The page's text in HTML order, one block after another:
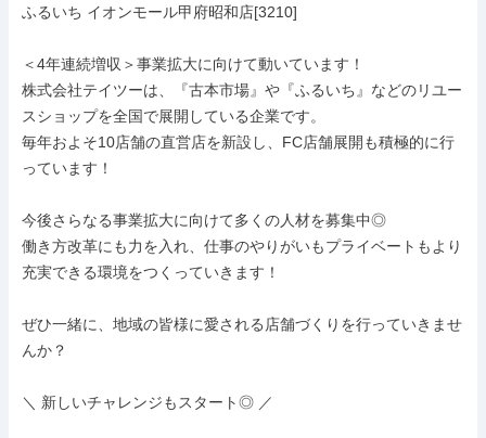
ふるいち イオンモール甲府昭和店[3210]
＜4年連続増収＞事業拡大に向けて動いています！
株式会社テイツーは、『古本市場』や『ふるいち』などのリユー
スショップを全国で展開している企業です。
毎年およそ10店舗の直営店を新設し、FC店舗展開も積極的に行
っています！
今後さらなる事業拡大に向けて多くの人材を募集中◎
働き方改革にも力を入れ、仕事のやりがいもプライベートもより
充実できる環境をつくっていきます！
ぜひ一緒に、地域の皆様に愛される店舗づくりを行っていきませ
んか？
＼ 新しいチャレンジもスタート◎ ／